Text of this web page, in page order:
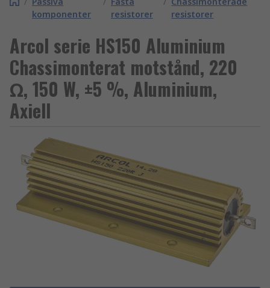
komponenter
resistorer
resistorer
Arcol serie HS150 Aluminium
Chassimonterat motstånd, 220
Ω, 150 W, ±5 %, Aluminium,
Axiell